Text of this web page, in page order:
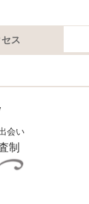
ス
会い
制